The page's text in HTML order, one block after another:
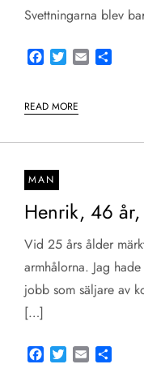
Svettningarna blev
Facebook
TwitterEmail
READ MORE
MAN
Henrik, 46
Vid 25 års ålder
armhålorna. Jag
jobb som säljare av
[…]
Facebook
TwitterEmail